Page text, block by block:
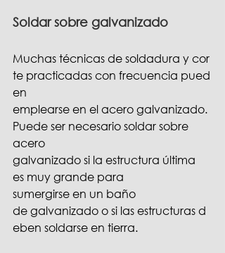
Soldar sobre galvanizado
Muchas técnicas de soldadura y cor
te practicadas con frecuencia pued
en
emplearse en el acero galvanizado.
Puede ser necesario soldar sobre
acero
galvanizado si la estructura última
es muy grande para
sumergirse en un baño
de galvanizado o si las estructuras d
eben soldarse en tierra.